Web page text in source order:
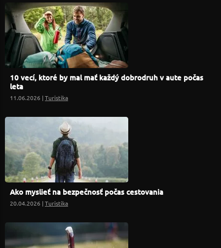
10 vecí, ktoré by mal mať každý dobrodruh v aute počas
leta
11.06.2026 |Turistika
Ako myslieť na bezpečnosť počas cestovania
20.04.2026 |Turistika